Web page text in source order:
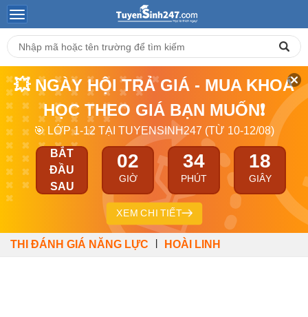
💥 NGÀY HỘI TRẢ GIÁ - MUA KHOÁ
HỌC THEO GIÁ BẠN MUỐN❗
🎯 LỚP 1-12 TẠI TUYENSINH247 (TỪ 10-12/08)
BẮT
ĐẦU
SAU
02
GIỜ
34
PHÚT
18
GIÂY
XEM CHI TIẾT
THI ĐÁNH GIÁ NĂNG LỰC HOÀI LINH